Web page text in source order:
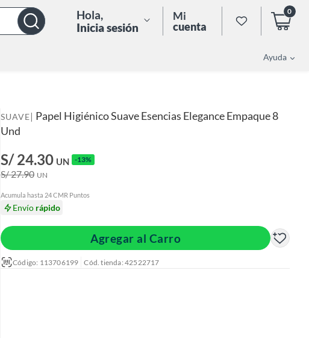
Hola,
Inicia sesión
Mi
cuenta
0
Ayuda
SUAVE| Papel Higiénico Suave Esencias Elegance Empaque 8
Und
S/ 24.30 UN -13%
S/ 27.90 UN
Acumula hasta 24 CMR Puntos
Envío rápido
Agregar al Carro
Código: 113706199 Cód. tienda: 42522717